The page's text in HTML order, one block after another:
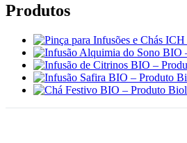
Produtos